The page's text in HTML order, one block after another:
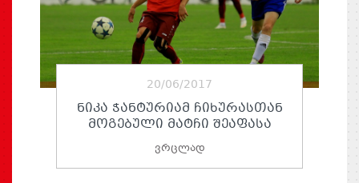
20/06/2017
ᲜᲘᲙᲐ ᲭᲐᲜᲢᲣᲠᲘᲐᲛ ᲩᲘᲮᲣᲠᲐᲡᲗᲐᲜ
ᲛᲝᲒᲔᲑᲣᲚᲘ ᲛᲐᲢᲩᲘ ᲨᲔᲐᲤᲐᲡᲐ
ვრცლად